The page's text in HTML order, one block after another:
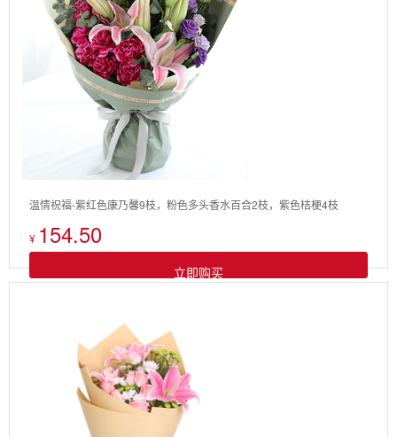
温情祝福-紫红色康乃馨9枝，粉色多头香水百合2枝，紫色桔梗4枝
¥ 154.50
立即购买